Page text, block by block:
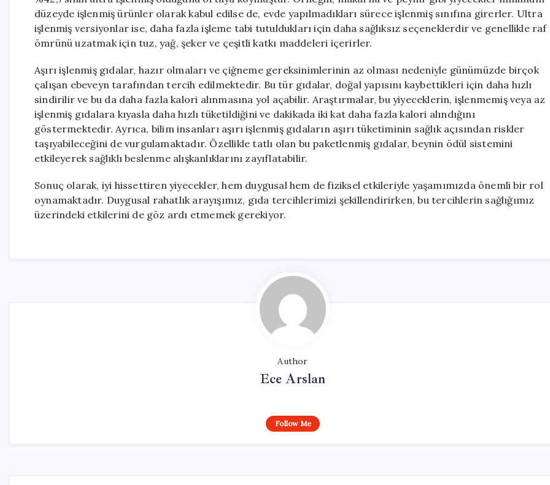
düzeyde işlenmiş ürünler olarak kabul edilse de, evde yapılmadıkları sürece işlenmiş sınıfına girerler. Ultra
işlenmiş versiyonlar ise, daha fazla işleme tabi tutuldukları için daha sağlıksız seçeneklerdir ve genellikle raf
ömrünü uzatmak için tuz, yağ, şeker ve çeşitli katkı maddeleri içerirler.
Aşırı işlenmiş gıdalar, hazır olmaları ve çiğneme gereksinimlerinin az olması nedeniyle günümüzde birçok
çalışan ebeveyn tarafından tercih edilmektedir. Bu tür gıdalar, doğal yapısını kaybettikleri için daha hızlı
sindirilir ve bu da daha fazla kalori alınmasına yol açabilir. Araştırmalar, bu yiyeceklerin, işlenmemiş veya az
işlenmiş gıdalara kıyasla daha hızlı tüketildiğini ve dakikada iki kat daha fazla kalori alındığını
göstermektedir. Ayrıca, bilim insanları aşırı işlenmiş gıdaların aşırı tüketiminin sağlık açısından riskler
taşıyabileceğini de vurgulamaktadır. Özellikle tatlı olan bu paketlenmiş gıdalar, beynin ödül sistemini
etkileyerek sağlıklı beslenme alışkanlıklarını zayıflatabilir.
Sonuç olarak, iyi hissettiren yiyecekler, hem duygusal hem de fiziksel etkileriyle yaşamımızda önemli bir rol
oynamaktadır. Duygusal rahatlık arayışımız, gıda tercihlerimizi şekillendirirken, bu tercihlerin sağlığımız
üzerindeki etkilerini de göz ardı etmemek gerekiyor.
Author
Ece Arslan
Follow Me